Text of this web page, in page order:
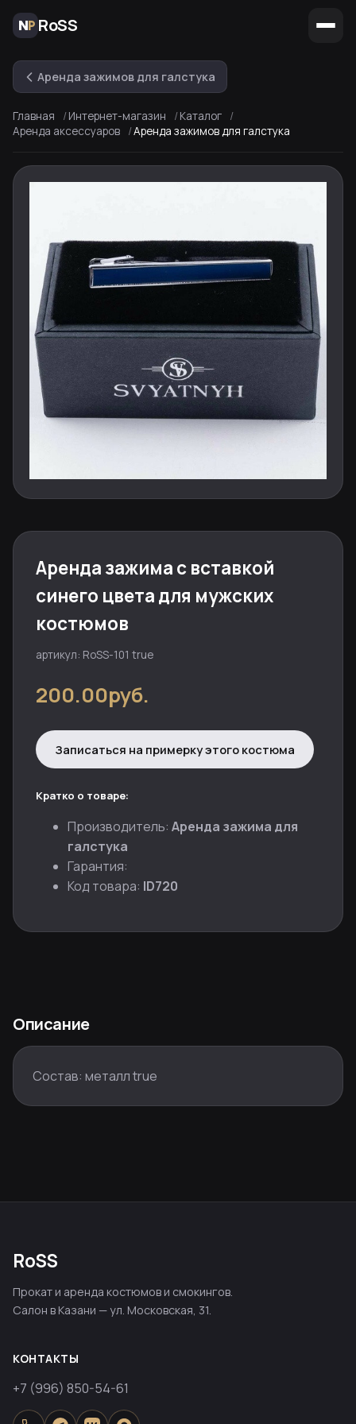
RoSS
Аренда зажимов для галстука
Главная Интернет-магазин
Каталог
Аренда аксессуаров
Аренда зажимов для галстука
Аренда зажима с вставкой
синего цвета для мужских
костюмов
артикул: RoSS-101 true
200.00руб.
Записаться на примерку этого костюма
Кратко о товаре:
Производитель: Аренда зажима для
галстука
Гарантия:
Код товара: ID720
Описание
Состав: металл true
RoSS
Прокат и аренда костюмов и смокингов.
Салон в Казани — ул. Московская, 31.
КОНТАКТЫ
+7 (996) 850-54-61